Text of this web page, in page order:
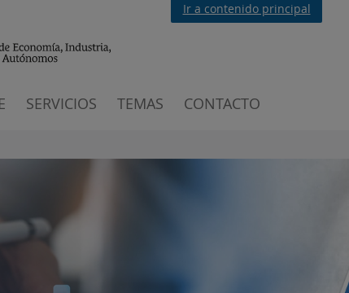
Ir a contenido principal
SERVICIOS TEMAS CONTACTO